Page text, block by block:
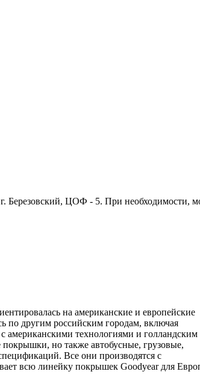
Березовский, ЦОФ - 5. При необходимости,
на американские и европейские
по другим российским городам, включая
американскими технологиями и голландским
покрышки, но также автобусные, грузовые,
Все они производятся с
всю линейку покрышек Goodyear для